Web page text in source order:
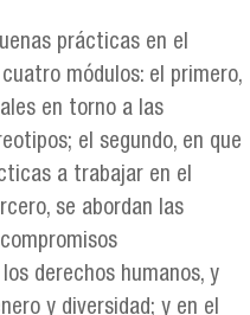
prácticas en el
módulos: el primero,
en torno a las
el segundo, en que
a trabajar en el
se abordan las
derechos humanos, y
y diversidad; y en el